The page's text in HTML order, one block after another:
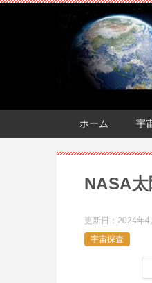
ホーム 宇
NASA
更新日： 2024年4
宇宙探査